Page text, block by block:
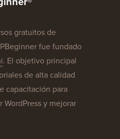
gratuitos de
fue fundado
. El objetivo principal
de alta calidad
capacitación para
WordPress y mejorar